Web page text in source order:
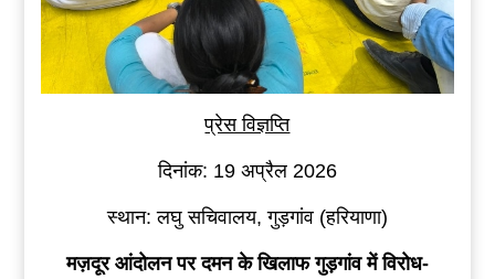
प्रेस विज्ञप्ति
दिनांक: 19 अप्रैल 2026
स्थान: लघु सचिवालय, गुड़गांव (हरियाणा)
मज़दूर आंदोलन पर दमन के खिलाफ गुड़गांव में विरोध-